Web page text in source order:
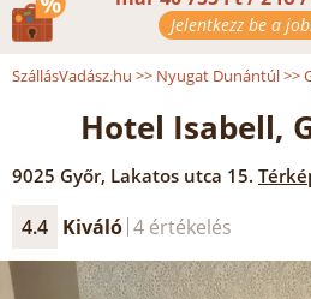
Jelentkezz be a
SzállásVadász.hu >> Nyugat Dunántúl>>
Hotel Isabell,
9025 Győr, Lakatos utca 15.
4.4 Kiváló 4 értékelés